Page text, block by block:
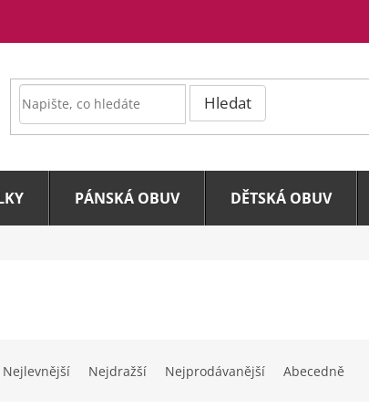
Hledat
PÁNSKÁ OBUV DĚTSKÁ OBUV
Nejlevnější Nejdražší Nejprodávanější Abecedně